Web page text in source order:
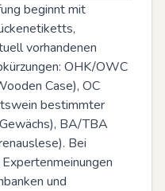
beginnt mit
vorhandenen
OHK/OWC
Case), OC
bestimmter
BA/TBA
Bei
und